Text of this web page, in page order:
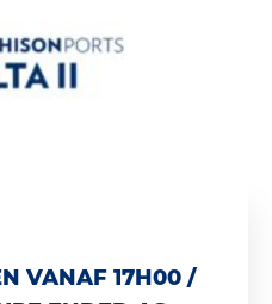
VANAF 17H00 /